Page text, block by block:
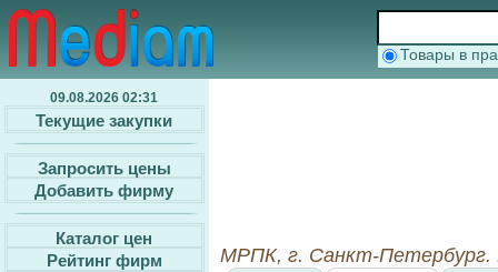
Товары в
09.08.2026 02:31
Текущие закупки
Запросить цены
Добавить фирму
Каталог цен
Рейтинг фирм
МРПК, г. Санкт-Петербург.